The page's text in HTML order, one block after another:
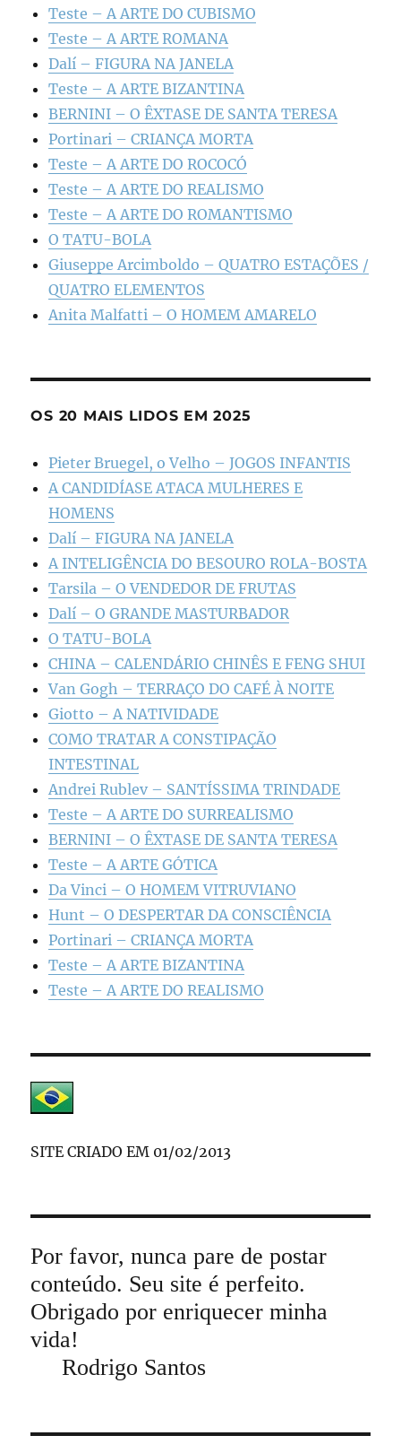
Teste – A ARTE DO CUBISMO
Teste – A ARTE ROMANA
Dalí – FIGURA NA JANELA
Teste – A ARTE BIZANTINA
BERNINI – O ÊXTASE DE SANTA TERESA
Portinari – CRIANÇA MORTA
Teste – A ARTE DO ROCOCÓ
Teste – A ARTE DO REALISMO
Teste – A ARTE DO ROMANTISMO
O TATU-BOLA
Giuseppe Arcimboldo – QUATRO ESTAÇÕES /
QUATRO ELEMENTOS
Anita Malfatti – O HOMEM AMARELO
OS 20 MAIS LIDOS EM 2025
Pieter Bruegel, o Velho – JOGOS INFANTIS
A CANDIDÍASE ATACA MULHERES E
HOMENS
Dalí – FIGURA NA JANELA
A INTELIGÊNCIA DO BESOURO ROLA-BOSTA
Tarsila – O VENDEDOR DE FRUTAS
Dalí – O GRANDE MASTURBADOR
O TATU-BOLA
CHINA – CALENDÁRIO CHINÊS E FENG SHUI
Van Gogh – TERRAÇO DO CAFÉ À NOITE
Giotto – A NATIVIDADE
COMO TRATAR A CONSTIPAÇÃO
INTESTINAL
Andrei Rublev – SANTÍSSIMA TRINDADE
Teste – A ARTE DO SURREALISMO
BERNINI – O ÊXTASE DE SANTA TERESA
Teste – A ARTE GÓTICA
Da Vinci – O HOMEM VITRUVIANO
Hunt – O DESPERTAR DA CONSCIÊNCIA
Portinari – CRIANÇA MORTA
Teste – A ARTE BIZANTINA
Teste – A ARTE DO REALISMO
SITE CRIADO EM 01/02/2013
Por favor, nunca pare de postar
conteúdo. Seu site é perfeito.
Obrigado por enriquecer minha
vida!
Rodrigo Santos